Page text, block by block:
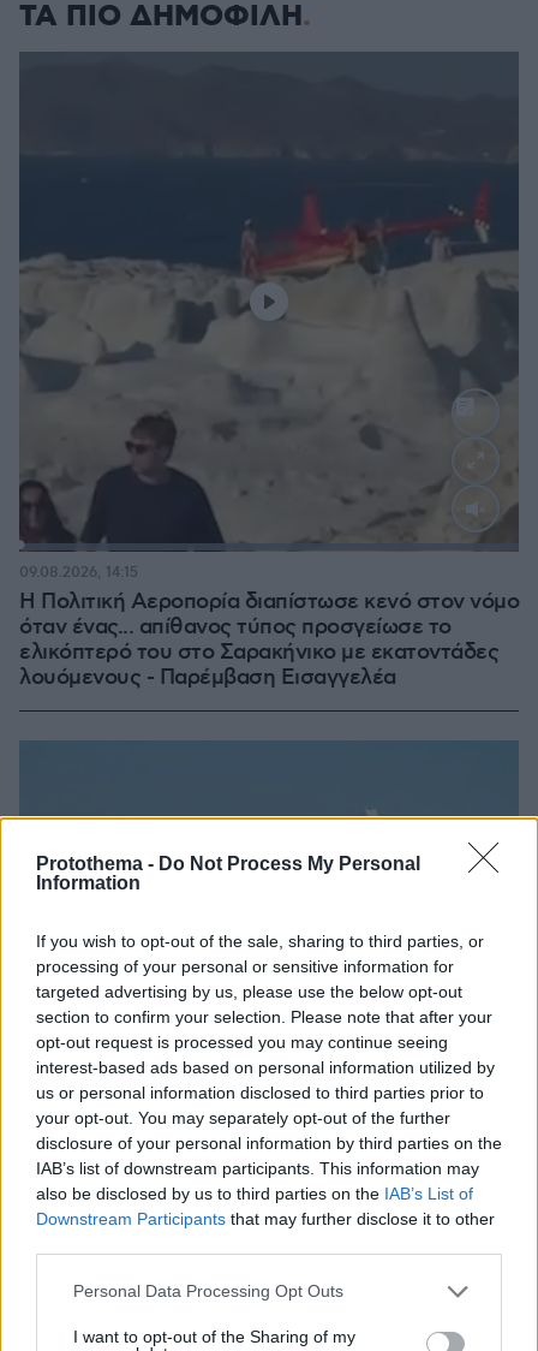
Protothema - Do Not Process My Personal
Information
If you wish to opt-out of the sale, sharing to third parties, or
processing of your personal or sensitive information for
targeted advertising by us, please use the below opt-out
section to confirm your selection. Please note that after your
opt-out request is processed you may continue seeing
interest-based ads based on personal information utilized by
us or personal information disclosed to third parties prior to
your opt-out. You may separately opt-out of the further
disclosure of your personal information by third parties on the
IAB’s list of downstream participants. This information may
also be disclosed by us to third parties on the IAB’s List of
Downstream Participants that may further disclose it to other
Please note that this website/app uses one or more Google
not limited to your visit or usage behaviour. You may click to
Personal Data Processing Opt Outs
I want to opt-out of the Sharing of my
ΤΑ ΠΙΟ ΔΗΜΟΦΙΛΗ
:
Η Πολιτική Αεροπορία διαπίστωσε κενό στον νόμο
όταν ένας... απίθανος τύπος προσγείωσε το
ελικόπτερό του στο Σαρακήνικο με εκατοντάδες
λουόμενους - Παρέμβαση Εισαγγελέα
09.08.2026, 14:15
Η Γαλλία μπήκε στο καλώδιο, η Τουρκία... στην
παραβιάσεις και αδιαλλαξία στο Κυπριακό